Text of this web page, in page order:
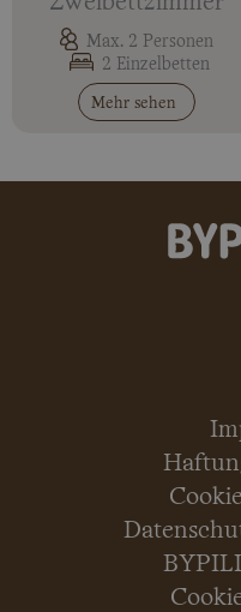
Max. 2 Personen
2 Einzelbetten
Mehr sehen